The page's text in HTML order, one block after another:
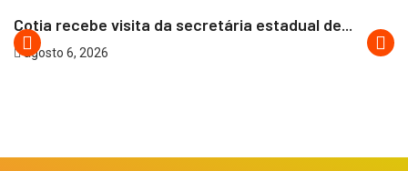
Cotia recebe visita da secretária estadual de...
agosto 6, 2026